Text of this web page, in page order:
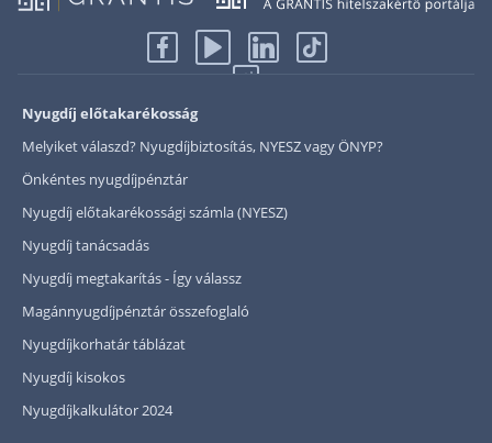
Nyugdíj előtakarékosság
Melyiket válaszd? Nyugdíjbiztosítás, NYESZ vagy ÖNYP?
Önkéntes nyugdíjpénztár
Nyugdíj előtakarékossági számla (NYESZ)
Nyugdíj tanácsadás
Nyugdíj megtakarítás - Így válassz
Magánnyugdíjpénztár összefoglaló
Nyugdíjkorhatár táblázat
Nyugdíj kisokos
Nyugdíjkalkulátor 2024